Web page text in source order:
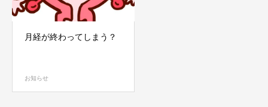
月経が終わってしまう？
お知らせ